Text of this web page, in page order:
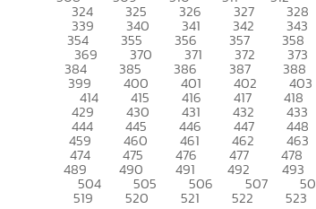
324 325 326 327 328
339 340 341 342 343
354 355 356 357 358
369 370 371 372 373
384 385 386 387 388
399 400 401 402 403
414 415 416 417 418
429 430 431 432 433
444 445 446 447 448
459 460 461 462 463
474 475 476 477 478
489 490 491 492 493
504 505 506 507
519 520 521 522 523